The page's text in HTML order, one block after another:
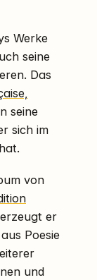
Werke
seine
Das
seine
sich im
von
er
Poesie
und